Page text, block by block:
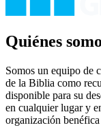
Quiénes
Somos un equipo de
de la Biblia como
disponible para su
en cualquier lugar y
organización